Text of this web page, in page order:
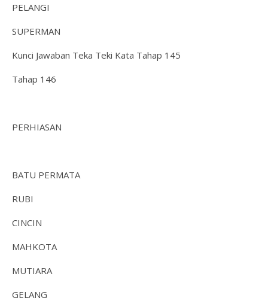
PELANGI
SUPERMAN
Kunci Jawaban Teka Teki Kata Tahap 145
Tahap 146
PERHIASAN
BATU PERMATA
RUBI
CINCIN
MAHKOTA
MUTIARA
GELANG